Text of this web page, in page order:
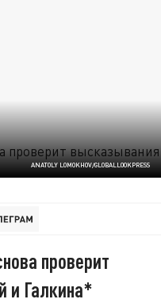
ANATOLY LOMOKHOV/GLOBALLOOKPRESS
проверит
и Галкина*